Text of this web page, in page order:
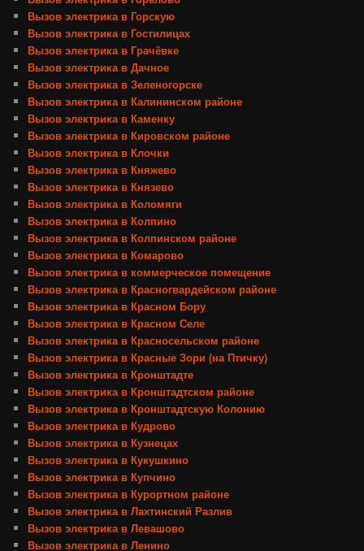
Вызов электрика в Горскую
Вызов электрика в Гостилицах
Вызов электрика в Грачёвке
Вызов электрика в Дачное
Вызов электрика в Зеленогорске
Вызов электрика в Калининском районе
Вызов электрика в Каменку
Вызов электрика в Кировском районе
Вызов электрика в Клочки
Вызов электрика в Княжево
Вызов электрика в Князево
Вызов электрика в Коломяги
Вызов электрика в Колпино
Вызов электрика в Колпинском районе
Вызов электрика в Комарово
Вызов электрика в коммерческое помещение
Вызов электрика в Красногвардейском районе
Вызов электрика в Красном Бору
Вызов электрика в Красном Селе
Вызов электрика в Красносельском районе
Вызов электрика в Красные Зори (на Птичку)
Вызов электрика в Кронштадте
Вызов электрика в Кронштадтском районе
Вызов электрика в Кронштадтскую Колонию
Вызов электрика в Кудрово
Вызов электрика в Кузнецах
Вызов электрика в Кукушкино
Вызов электрика в Купчино
Вызов электрика в Курортном районе
Вызов электрика в Лахтинский Разлив
Вызов электрика в Левашово
Вызов электрика в Ленино